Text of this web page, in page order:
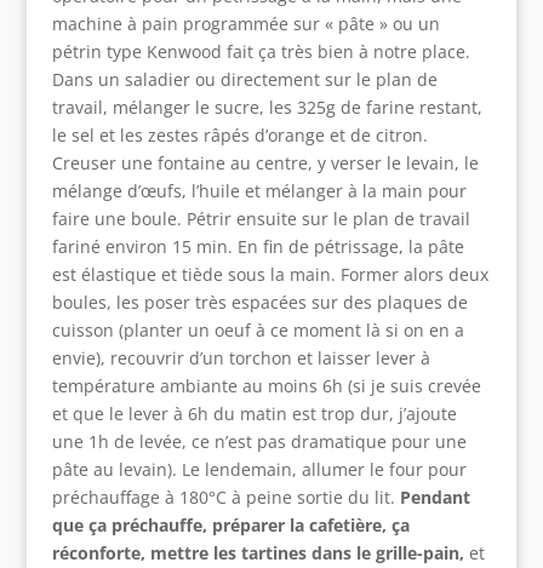
machine à pain programmée sur « pâte » ou un
pétrin type Kenwood fait ça très bien à notre place.
Dans un saladier ou directement sur le plan de
travail, mélanger le sucre, les 325g de farine restant,
le sel et les zestes râpés d’orange et de citron.
Creuser une fontaine au centre, y verser le levain, le
mélange d’œufs, l’huile et mélanger à la main pour
faire une boule. Pétrir ensuite sur le plan de travail
fariné environ 15 min. En fin de pétrissage, la pâte
est élastique et tiède sous la main. Former alors deux
boules, les poser très espacées sur des plaques de
cuisson (planter un oeuf à ce moment là si on en a
envie), recouvrir d’un torchon et laisser lever à
température ambiante au moins 6h (si je suis crevée
et que le lever à 6h du matin est trop dur, j’ajoute
une 1h de levée, ce n’est pas dramatique pour une
pâte au levain). Le lendemain, allumer le four pour
préchauffage à 180°C à peine sortie du lit. Pendant
que ça préchauffe, préparer la cafetière, ça
réconforte, mettre les tartines dans le grille-pain, et